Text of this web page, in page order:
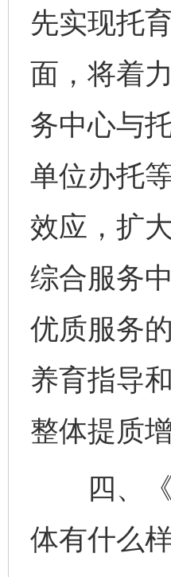
先实现托
面，将着
务中心与
单位办托
效应，扩
综合服务
优质服务
养育指导
整体提质增
四、《
体有什么